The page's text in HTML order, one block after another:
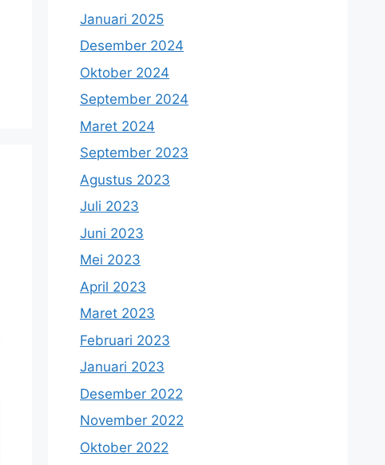
Januari 2025
Desember 2024
Oktober 2024
September 2024
Maret 2024
September 2023
Agustus 2023
Juli 2023
Juni 2023
Mei 2023
April 2023
Maret 2023
Februari 2023
Januari 2023
Desember 2022
November 2022
Oktober 2022